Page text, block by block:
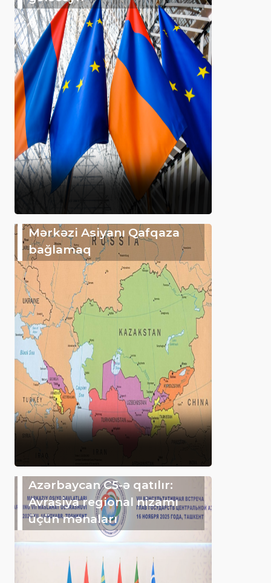
Mərkəzi Asiyanı Qafqaza
bağlamaq
Azərbaycan C5-ə qatılır:
Avrasiya regional nizamı
üçün mənaları